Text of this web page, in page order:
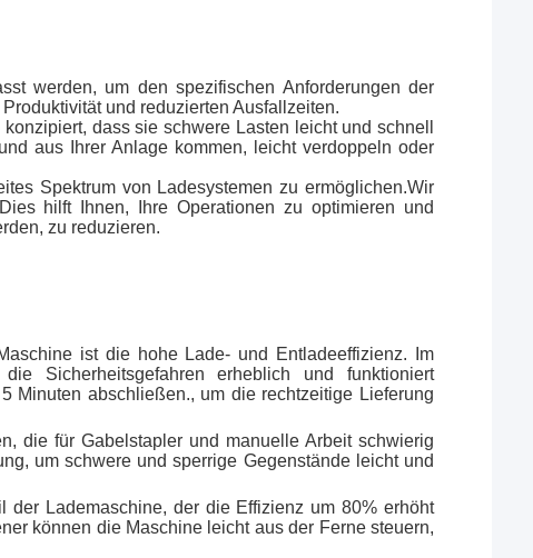
werden, um den spezifischen Anforderungen der
und reduzierten Ausfallzeiten.
dass sie schwere Lasten leicht und schnell
aus Ihrer Anlage kommen, leicht verdoppeln oder
Spektrum von Ladesystemen zu ermöglichen.Wir
hilft Ihnen, Ihre Operationen zu optimieren und
zu reduzieren.
ist die hohe Lade- und Entladeeffizienz. Im
Sicherheitsgefahren erheblich und funktioniert
Minuten abschließen., um die rechtzeitige Lieferung
die für Gabelstapler und manuelle Arbeit schwierig
um schwere und sperrige Gegenstände leicht und
der Lademaschine, der die Effizienz um 80% erhöht
können die Maschine leicht aus der Ferne steuern,